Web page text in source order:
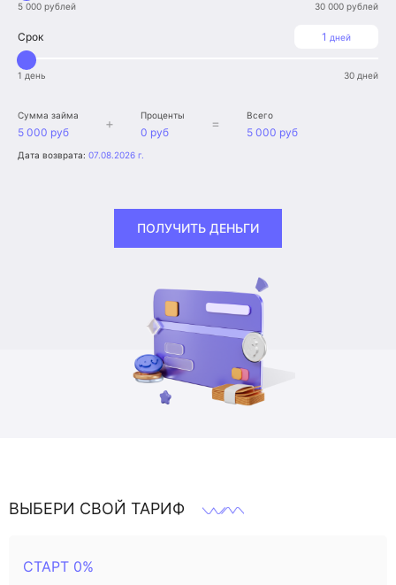
5 000 рублей 30 000 рублей
1 дней
Срок
1 день 30 дней
Сумма займа
5 000 руб
+ Проценты
0 руб
= Всего
5 000 руб
Дата возврата: 07.08.2026 г.
ПОЛУЧИТЬ ДЕНЬГИ
ВЫБЕРИ СВОЙ ТАРИФ
СТАРТ 0%